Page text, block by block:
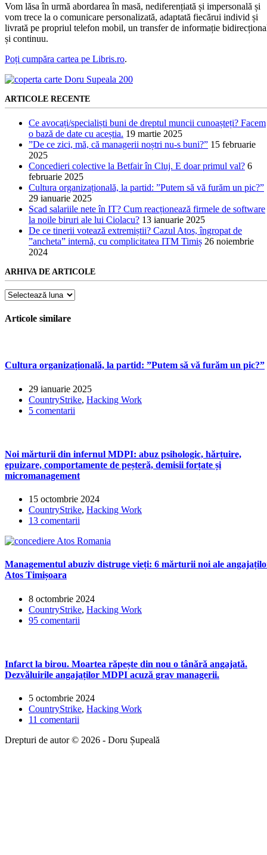
Vom lăsa în urmă abordarea în masă, nediferențiată și impersonală și
vom trece la o comunicare personalizată, adaptată fiecărui individ și
livrată pe propriul telefon mobil, un transfer de informație
și continuu.
Poți cumpăra cartea pe Libris.ro.
ARTICOLE RECENTE
Ce avocați/specialiști buni de dreptul muncii cunoașteți? Facem
o bază de date cu aceștia. 19 martie 2025
”De ce zici, mă, că managerii noștri nu-s buni?” 15 februarie
2025
Concedieri colective la Betfair în Cluj. E doar primul val? 6
februarie 2025
Cultura organizațională, la partid: ”Putem să vă furăm un pic?”
29 ianuarie 2025
Scad salariile nete în IT? Cum reacționează firmele de software
la noile biruri ale lui Ciolacu? 13 ianuarie 2025
De ce tinerii votează extremiștii? Cazul Atos, îngropat de
”ancheta” internă, cu complicitatea ITM Timiș 26 noiembrie
2024
ARHIVA DE ARTICOLE
Arhiva
articole
Articole similare
Cultura organizațională, la partid: ”Putem să vă furăm un pic?”
29 ianuarie 2025
CountryStrike, Hacking Work
5 comentarii
Noi mărturii din infernul MDPI: abuz psihologic, hărțuire,
epuizare, comportamente de peșteră, demisii forțate și
micromanagement
15 octombrie 2024
CountryStrike, Hacking Work
13 comentarii
Managementul abuziv distruge vieți: 6 mărturii noi ale
Atos Timișoara
8 octombrie 2024
CountryStrike, Hacking Work
95 comentarii
Infarct la birou. Moartea răpește din nou o tânără angajată.
Dezvăluirile angajaților MDPI acuză grav managerii.
5 octombrie 2024
CountryStrike, Hacking Work
11 comentarii
Drepturi de autor © 2026 - Doru Șupeală